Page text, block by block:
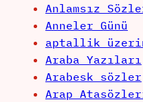
Anlamsız
Anneler Günü
aptallik
Araba Yazıları
Arabesk sözler
Arap